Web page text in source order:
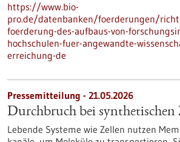
https://www.bio-
pro.de/datenbanken/foerderungen/
foerderung-des-aufbaus-von-
hochschulen-fuer-angewandte-
erreichung-de
Pressemitteilung - 21.05.2026
Durchbruch bei synthetischen
Lebende Systeme wie Zellen nutzen